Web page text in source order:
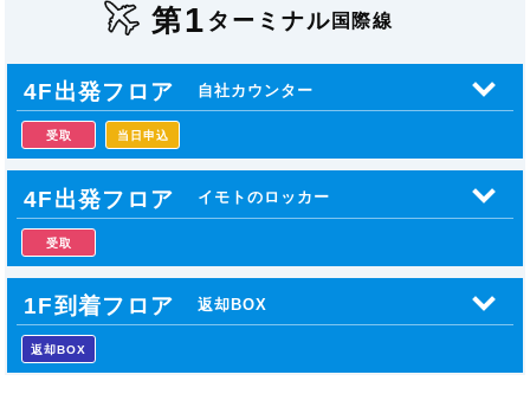
第1 ターミナル 国際線
4F出発フロア 自社カウンター
受取 当日申込
4F出発フロア イモトのロッカー
受取
1F到着フロア 返却BOX
返却BOX